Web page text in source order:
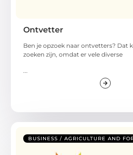
Ontvetter
Ben je opzoek naar ontvetters? Dat
zoeken zijn, omdat er vele diverse
BUSINESS / AGRICULTURE AND